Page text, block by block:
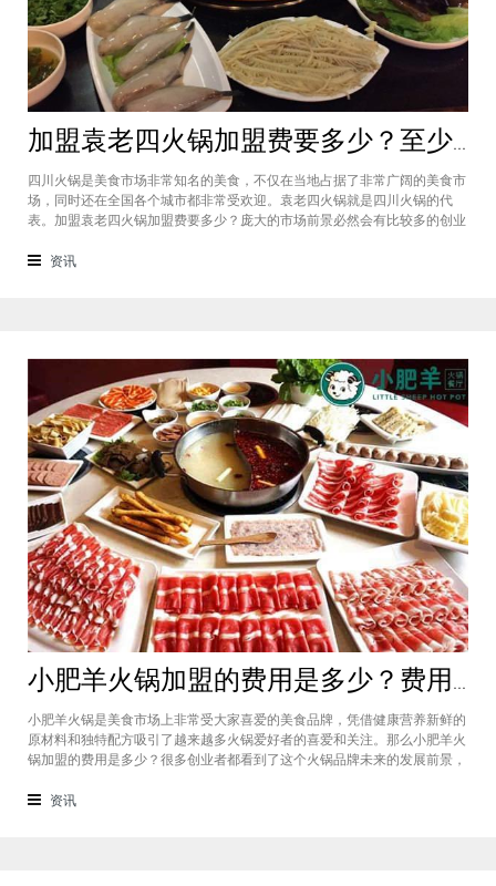
加盟袁老四火锅加盟费要多少？至少50万资金你准备好了吗？
四川火锅是美食市场非常知名的美食，不仅在当地占据了非常广阔的美食市
场，同时还在全国各个城市都非常受欢迎。袁老四火锅就是四川火锅的代
表。加盟袁老四火锅加盟费要多少？庞大的市场前景必然会有比较多的创业
城市都有着不一样的加盟费标准，袁老四火锅加盟至少要有50万资金你准备
资讯
小肥羊火锅加盟的费用是多少？费用标准如下看你是否符合加盟资格
小肥羊火锅是美食市场上非常受大家喜爱的美食品牌，凭借健康营养新鲜的
原材料和独特配方吸引了越来越多火锅爱好者的喜爱和关注。那么小肥羊火
锅加盟的费用是多少？很多创业者都看到了这个火锅品牌未来的发展前景，
小编带大家一起了解小肥羊火锅加盟的费用情况让创业者拥有更多信息。创
资讯